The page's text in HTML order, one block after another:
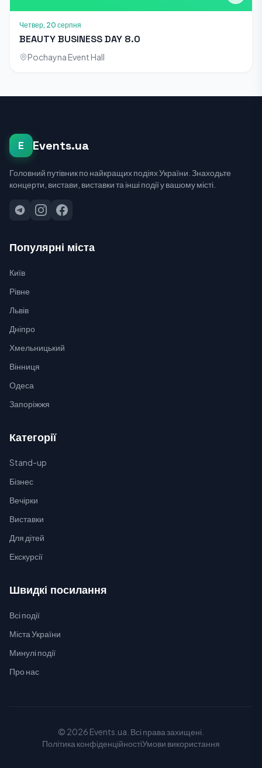
Четвер, 20 серпня
BEAUTY BUSINESS DAY 8.0
Pochayna Event Hall
E Events.ua
Головний путівник по найкращих подіях України. Знаходьте
концерти, вистави, виставки та інші події у вашому місті.
Популярні міста
Київ
Рівне
Львів
Дніпро
Хмельницький
Вінниця
Одеса
Запоріжжя
Категорії
Stand-up
Бізнес
Вечірки
Виставки
Для дітей
Екскурсії
Швидкі посилання
Всі події
Міста України
Минулі події
Про нас
© 2026 Events.ua. Всі права захищені.
Політика конфіденційностіУмови використання